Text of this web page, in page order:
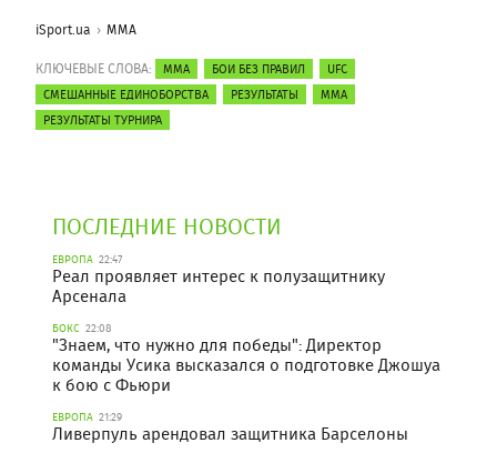
iSport.ua ММА
КЛЮЧЕВЫЕ СЛОВА: ММА БОИ БЕЗ ПРАВИЛ
UFC
СМЕШАННЫЕ ЕДИНОБОРСТВА
РЕЗУЛЬТАТЫ
MMA
РЕЗУЛЬТАТЫ ТУРНИРА
ПОСЛЕДНИЕ НОВОСТИ
ЕВРОПА 22:47
Реал проявляет интерес к полузащитнику
Арсенала
БОКС 22:08
"Знаем, что нужно для победы": Директор
команды Усика высказался о подготовке Джошуа
к бою с Фьюри
ЕВРОПА 21:29
Ливерпуль арендовал защитника Барселоны